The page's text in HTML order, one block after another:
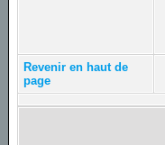
Revenir en haut de
page